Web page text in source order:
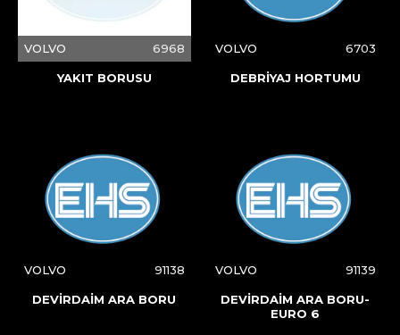
VOLVO 6968
YAKIT BORUSU
VOLVO 6703
DEBRİYAJ HORTUMU
VOLVO 91138
DEVİRDAİM ARA BORU
VOLVO 91139
DEVİRDAİM ARA BORU-
EURO 6